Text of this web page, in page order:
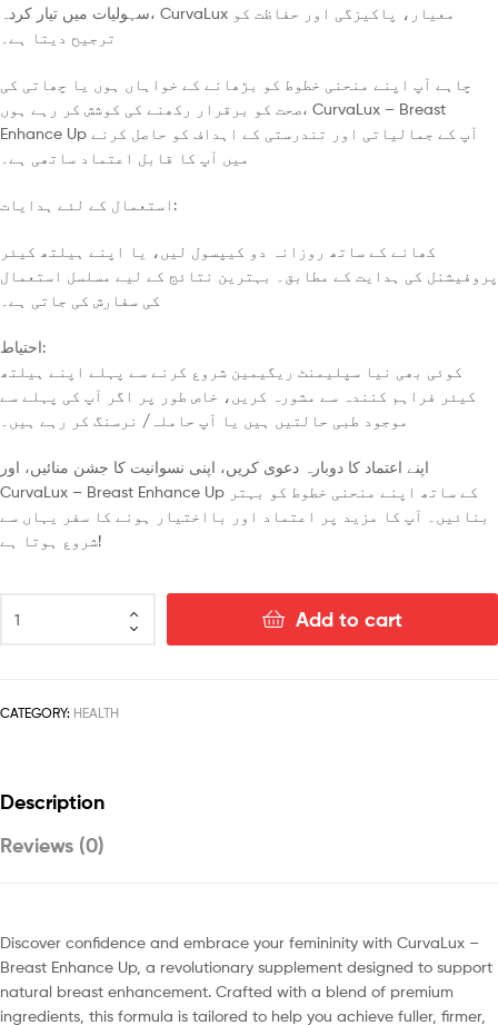
سہولیات میں تیار کردہ، CurvaLux معیار، پاکیزگی اور حفاظت کو
ترجیح دیتا ہے۔
چاہے آپ اپنے منحنی خطوط کو بڑھانے کے خواہاں ہوں یا چھاتی کی
صحت کو برقرار رکھنے کی کوشش کر رہے ہوں، CurvaLux – Breast
Enhance Up آپ کے جمالیاتی اور تندرستی کے اہداف کو حاصل کرنے
میں آپ کا قابل اعتماد ساتھی ہے۔
استعمال کے لئے ہدایات:
کھانے کے ساتھ روزانہ دو کیپسول لیں، یا اپنے ہیلتھ کیئر
پروفیشنل کی ہدایت کے مطابق۔ بہترین نتائج کے لیے مسلسل استعمال
کی سفارش کی جاتی ہے۔
احتیاط:
کوئی بھی نیا سپلیمنٹ ریگیمین شروع کرنے سے پہلے اپنے ہیلتھ
کیئر فراہم کنندہ سے مشورہ کریں، خاص طور پر اگر آپ کی پہلے سے
موجود طبی حالتیں ہیں یا آپ حاملہ/ نرسنگ کر رہے ہیں۔
اپنے اعتماد کا دوبارہ دعوی کریں، اپنی نسوانیت کا جشن منائیں، اور
CurvaLux – Breast Enhance Up کے ساتھ اپنے منحنی خطوط کو بہتر
بنائیں۔ آپ کا مزید پر اعتماد اور بااختیار ہونے کا سفر یہاں سے
شروع ہوتا ہے!
Add to cart
CATEGORY: HEALTH
Description
Reviews (0)
Discover confidence and embrace your femininity with CurvaLux –
Breast Enhance Up, a revolutionary supplement designed to support
natural breast enhancement. Crafted with a blend of premium
ingredients, this formula is tailored to help you achieve fuller, firmer,